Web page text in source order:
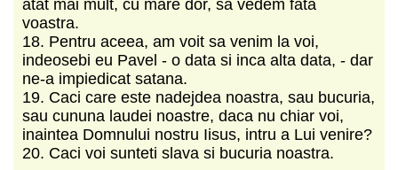
atat mai mult, cu mare dor, sa vedem fata
voastra.
18. Pentru aceea, am voit sa venim la voi,
indeosebi eu Pavel - o data si inca alta data, - dar
ne-a impiedicat satana.
19. Caci care este nadejdea noastra, sau bucuria,
sau cununa laudei noastre, daca nu chiar voi,
inaintea Domnului nostru Iisus, intru a Lui venire?
20. Caci voi sunteti slava si bucuria noastra.